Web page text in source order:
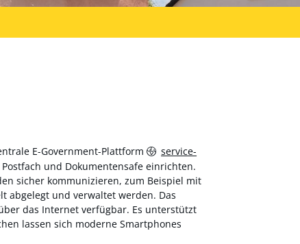
E-Government-Plattform
service-
und Dokumentensafe einrichten.
sicher kommunizieren, zum Beispiel mit
abgelegt und verwaltet werden. Das
das Internet verfügbar. Es unterstützt
lassen sich moderne Smartphones